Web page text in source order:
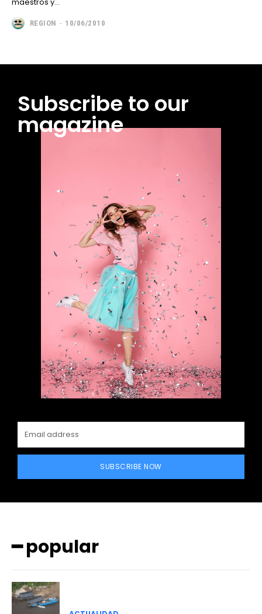
maestros y...
REGION - 10/06/2010
Subscribe to our
magazine
SUBSCRIBE NOW
━ popular